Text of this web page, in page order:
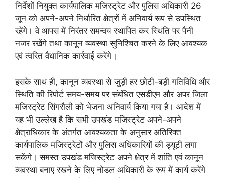
निर्देशों नियुक्त कार्यपालिक मजिस्ट्रेट और पुलिस अधिकारी 26
जून को अपने-अपने निर्धारित क्षेत्रों में अनिवार्य रूप से उपस्थित
रहेंगे। वे आपस में निरंतर समन्वय स्थापित कर स्थिति पर पैनी
नजर रखेंगे तथा कानून व्यवस्था सुनिश्चित करने के लिए आवश्यक
एवं त्वरित वैधानिक कार्रवाई करेंगे।
इसके साथ ही, कानून व्यवस्था से जुड़ी हर छोटी-बड़ी गतिविधि और
स्थिति की रिपोर्ट समय-समय पर संबंधित एसडीएम और अपर जिला
मजिस्ट्रेट सिंगरौली को भेजना अनिवार्य किया गया है। आदेश में
यह भी उल्लेख है कि सभी उपखंड मजिस्ट्रेट अपने-अपने
क्षेत्राधिकार के अंतर्गत आवश्यकता के अनुसार अतिरिक्त
कार्यपालिक मजिस्ट्रेटों और पुलिस अधिकारियों की ड्यूटी लगा
सकेंगे। समस्त उपखंड मजिस्ट्रेट अपने क्षेत्र में शांति एवं कानून
व्यवस्था बनाए रखने के लिए नोडल अधिकारी के रूप में कार्य करेंगे